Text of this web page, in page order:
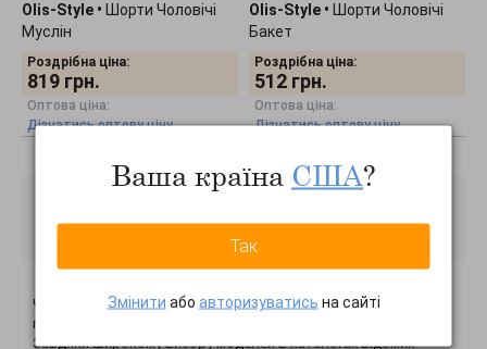
Olis-Style •
Шорти Чоловічі
Муслін
Роздрібна ціна:
819 грн.
Оптова ціна:
Дізнатись оптову ціну
Olis-Style •
Шорти Чоловічі
Бакет
Роздрібна ціна:
512 грн.
Оптова ціна:
Дізнатись оптову ціну
Чоловічі шорти — необхідна деталь літнього гардеробу, що
підходить для відвідування ділових та неформальних заходів.
Завдяки широкому вибору моделей в каталогах відомих
Ваша країна США?
Так
Змінити або авторизуватись на сайті